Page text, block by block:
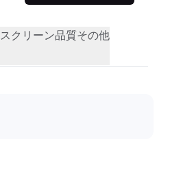
スクリーン品質その他